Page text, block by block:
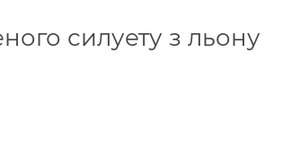
силуету з льону